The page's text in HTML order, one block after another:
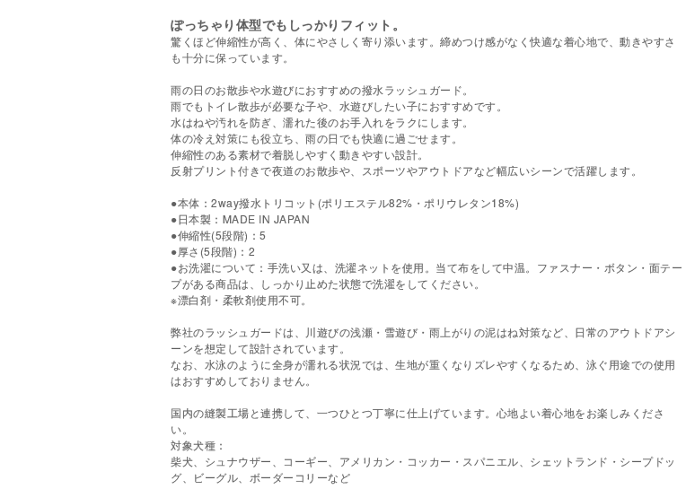
ぽっちゃり体型でもしっかりフィット。
驚くほど伸縮性が高く、体にやさしく寄り添います。締めつけ感がなく快適な着心地で、動きやすさ
も十分に保っています。
雨の日のお散歩や水遊びにおすすめの撥水ラッシュガード。
雨でもトイレ散歩が必要な子や、水遊びしたい子におすすめです。
水はねや汚れを防ぎ、濡れた後のお手入れをラクにします。
体の冷え対策にも役立ち、雨の日でも快適に過ごせます。
伸縮性のある素材で着脱しやすく動きやすい設計。
反射プリント付きで夜道のお散歩や、スポーツやアウトドアなど幅広いシーンで活躍します。
●本体：2way撥水トリコット(ポリエステル82%・ポリウレタン18%)
●日本製：MADE IN JAPAN
●伸縮性(5段階)：5
●厚さ(5段階)：2
●お洗濯について：手洗い又は、洗濯ネットを使用。当て布をして中温。ファスナー・ボタン・面テー
プがある商品は、しっかり止めた状態で洗濯をしてください。
※漂白剤・柔軟剤使用不可。
弊社のラッシュガードは、川遊びの浅瀬・雪遊び・雨上がりの泥はね対策など、日常のアウトドアシ
ーンを想定して設計されています。
なお、水泳のように全身が濡れる状況では、生地が重くなりズレやすくなるため、泳ぐ用途での使用
はおすすめしておりません。
国内の縫製工場と連携して、一つひとつ丁寧に仕上げています。心地よい着心地をお楽しみくださ
い。
対象犬種：
柴犬、シュナウザー、コーギー、アメリカン・コッカー・スパニエル、シェットランド・シープドッ
グ、ビーグル、ボーダーコリーなど